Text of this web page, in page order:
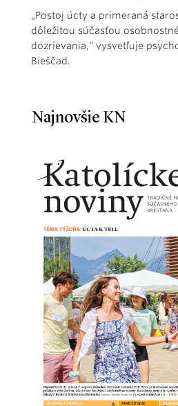
„Postoj úcty a primeraná
dôležitou súčasťou
dozrievania,“ vysvetľuje
Bieščad.
Najnovšie KN